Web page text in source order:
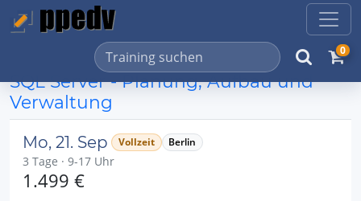
0
SQL Server - Planung, Aufbau und
Verwaltung
Mo, 21. Sep Vollzeit Berlin
3 Tage · 9-17 Uhr
1.499 €